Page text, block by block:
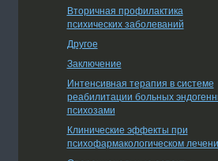
Вторичная профилактика
психических заболеваний
Другое
Заключение
Интенсивная терапия в системе
реабилитации больных
психозами
Клинические эффекты при
психофармакологическом